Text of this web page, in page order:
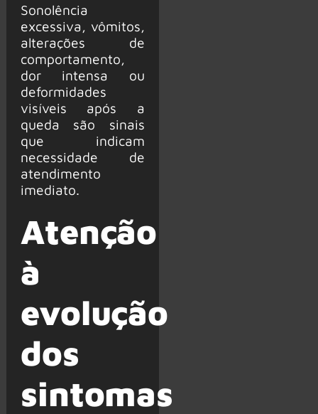
Sonolência
excessiva, vômitos,
alterações de
comportamento,
dor intensa ou
deformidades
visíveis após a
queda são sinais
que indicam
necessidade de
atendimento
imediato.
Atenção
à
evolução
dos
sintomas